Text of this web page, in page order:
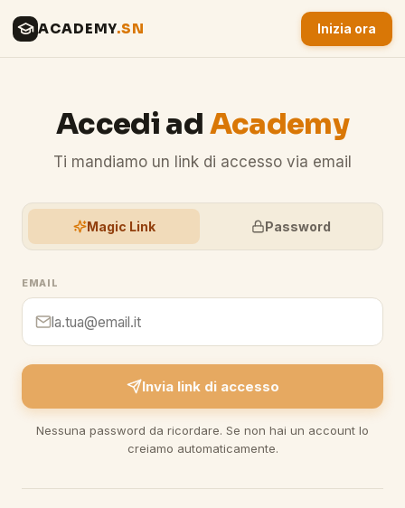
ACADEMY.SN Inizia ora
Accedi ad Academy
Ti mandiamo un link di accesso via email
Magic Link Password
EMAIL
Invia link di accesso
Nessuna password da ricordare. Se non hai un account lo
creiamo automaticamente.